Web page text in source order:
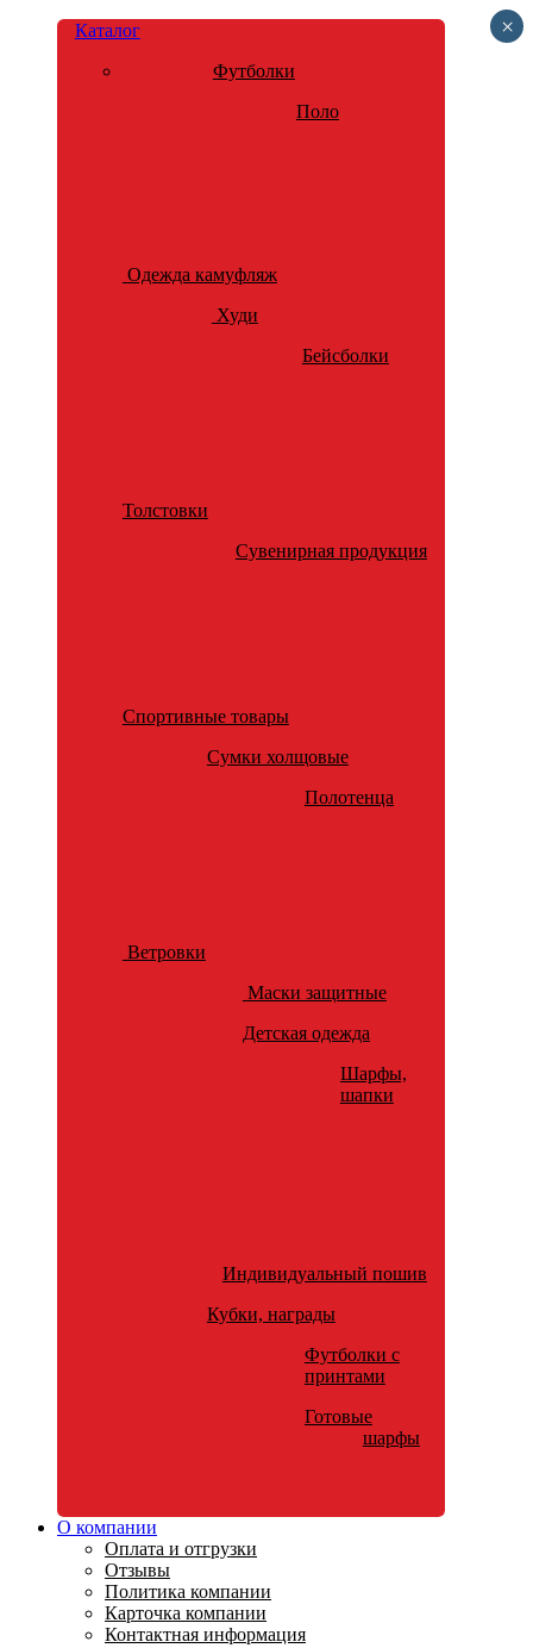
Каталог
Футболки
Поло
Одежда камуфляж
Худи
Бейсболки
Толстовки
Сувенирная продукция
Спортивные товары
Сумки холщовые
Полотенца
Ветровки
Маски защитные
Детская одежда
Шарфы,
шапки
Индивидуальный пошив
Кубки, награды
Футболки с
принтами
Готовые
шарфы
О компании
Оплата и отгрузки
Отзывы
Политика компании
Карточка компании
Контактная информация
×